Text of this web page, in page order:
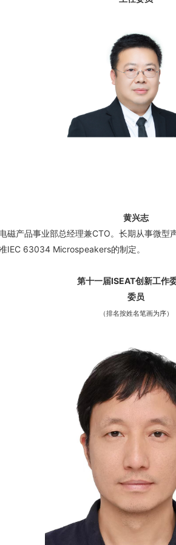
黄兴志
磁产品事业部总经理兼CTO。长期从事微
IEC 63034 Microspeakers的制定。
第十一届ISEAT创新工作
委员
（排名按姓名笔画为序）